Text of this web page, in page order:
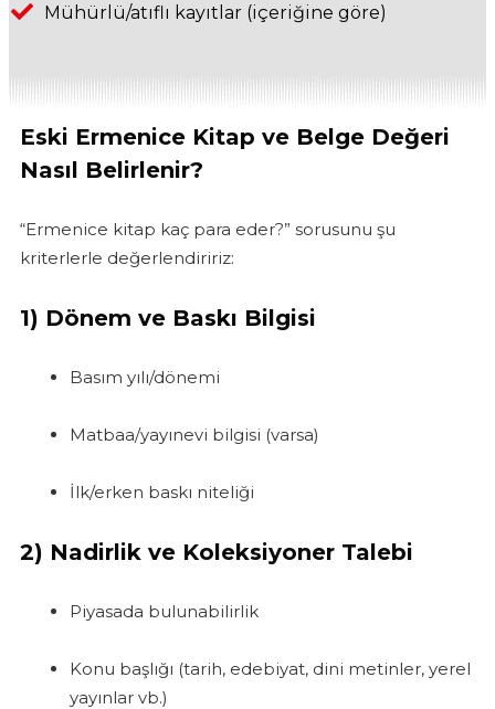
Mühürlü/atıflı kayıtlar (içeriğine göre)
Eski Ermenice Kitap ve Belge Değeri
Nasıl Belirlenir?
“Ermenice kitap kaç para eder?” sorusunu şu
kriterlerle değerlendiririz:
1) Dönem ve Baskı Bilgisi
Basım yılı/dönemi
Matbaa/yayınevi bilgisi (varsa)
İlk/erken baskı niteliği
2) Nadirlik ve Koleksiyoner Talebi
Piyasada bulunabilirlik
Konu başlığı (tarih, edebiyat, dini metinler, yerel
yayınlar vb.)